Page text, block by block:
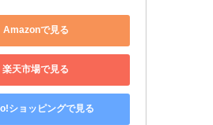
Amazonで見る
楽天市場で見る
ショッピングで見る